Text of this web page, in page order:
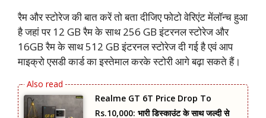
रैम और स्टोरेज की बात करें तो बता दीजिए फोटो वेरिएंट मेंलॉन्च हुआ
है जहां पर 12 GB रैम के साथ 256 GB इंटरनल स्टोरेज और
16GB रैम के साथ 512 GB इंटरनल स्टोरेज दी गई है एवं आप
माइक्रो एसडी कार्ड का इस्तेमाल करके स्टोरी आगे बढ़ा सकते हैं।
Realme GT 6T Price Drop To
Rs.10,000: भारी डिस्काउंट के साथ जल्दी से